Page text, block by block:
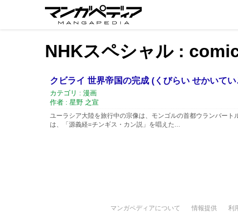
NHKスペシャル :
クビライ 世界帝国の完成 (くびらい せかいて
カテゴリ : 漫画
作者 : 星野 之宣
ユーラシア大陸を旅行中の宗像は、モンゴルの首都ウランバート
は、「源義経=チンギス・カン説」を唱えた...
マンガペディアについて 情報提供 利